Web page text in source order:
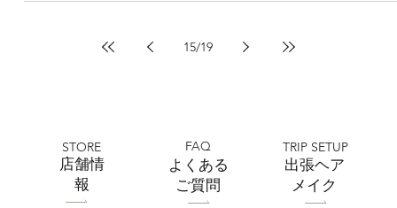
15/19
STORE
​店舗情
報
FAQ
よくある
ご質問
TRIP SETUP
出張ヘア
メイク